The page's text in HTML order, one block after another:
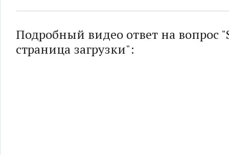
Подробный видео ответ на вопрос
страница загрузки":